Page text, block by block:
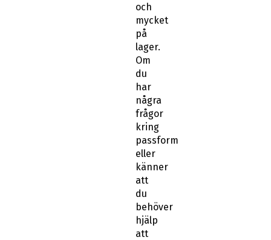
och
mycket
på
lager.
Om
du
har
några
frågor
kring
passform
eller
känner
att
du
behöver
hjälp
att